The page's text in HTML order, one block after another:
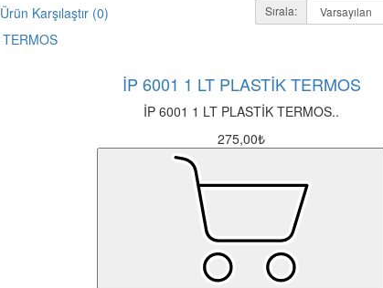
Ürün Karşılaştır (0) Sırala:
İP 6001 1 LT PLASTİK TERMOS
İP 6001 1 LT PLASTİK TERMOS..
275,00₺